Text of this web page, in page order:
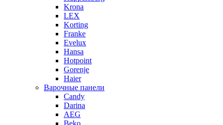
Krona
LEX
Korting
Franke
Evelux
Hansa
Hotpoint
Gorenje
Haier
Варочные панели
Candy
Darina
AEG